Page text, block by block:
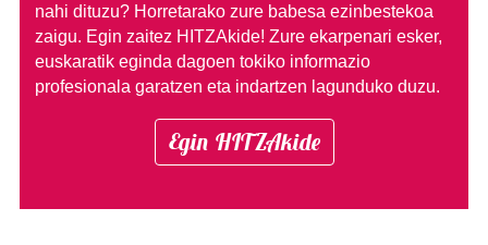
nahi dituzu? Horretarako zure babesa ezinbestekoa
zaigu. Egin zaitez HITZAkide! Zure ekarpenari esker,
euskaratik eginda dagoen tokiko informazio
profesionala garatzen eta indartzen lagunduko duzu.
Egin HITZAkide